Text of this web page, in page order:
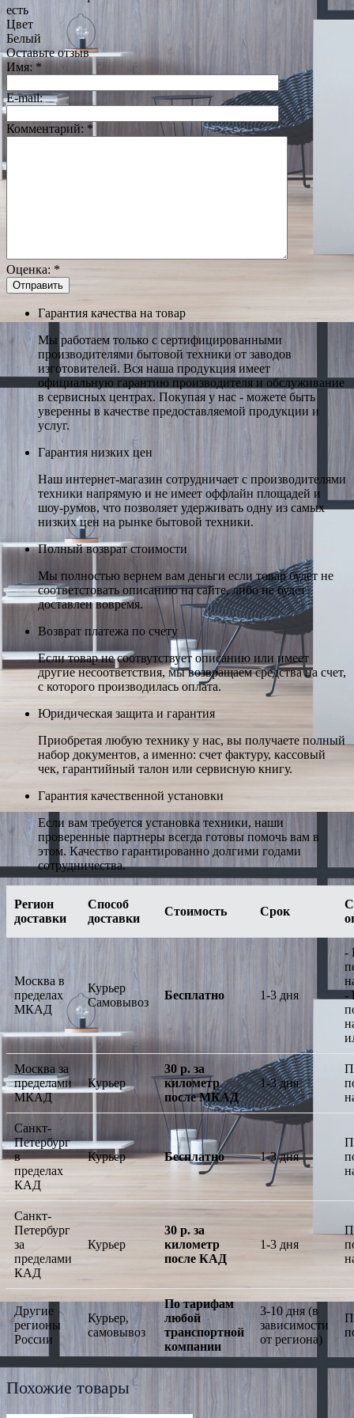
есть
Цвет
Белый
Оставьте отзыв
Имя:*
E-mail:
Комментарий: *
Оценка: *
Гарантия качества на товар
Мы работаем только с сертифицированными
производителями бытовой техники от заводов
изготовителей. Вся наша продукция имеет
официальную гарантию производителя и обслуживание
в сервисных центрах. Покупая у нас - можете быть
уверенны в качестве предоставляемой продукции и
услуг.
Гарантия низких цен
Наш интернет-магазин сотрудничает с производителями
техники напрямую и не имеет оффлайн площадей и
шоу-румов, что позволяет удерживать одну из самых
низких цен на рынке бытовой техники.
Полный возврат стоимости
Мы полностью вернем вам деньги если товар будет не
соответстовать описанию на сайте, либо не будет
доставлен вовремя.
Возврат платежа по счету
Если товар не соотвутствует описанию или имеет
другие несоответствия, мы возвращаем средства на счет,
с которого производилась оплата.
Юридическая защита и гарантия
Приобретая любую технику у нас, вы получаете полный
набор документов, а именно: счет фактуру, кассовый
чек, гарантийный талон или сервисную книгу.
Гарантия качественной установки
Если вам требуется установка техники, наши
проверенные партнеры всегда готовы помочь вам в
этом. Качество гарантированно долгими годами
сотрудничества.
Регион
доставки
Способ
доставки
Стоимость Срок
Москва в
пределах
МКАД
Курьер
Самовывоз
Бесплатно 1-3 дня
-
-
Москва за
пределами
МКАД
Курьер
30 р. за
километр
после МКАД
1-3 дня
Санкт-
Петербург
в
пределах
КАД
Курьер Бесплатно 1-3 дня
Санкт-
Петербург
за
пределами
КАД
Курьер
30 р. за
километр
после КАД
1-3 дня
Другие
регионы
России
Курьер,
самовывоз
По тарифам
любой
транспортной
компании
3-10 дня (в
зависимости
от региона)
Похожие товары